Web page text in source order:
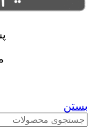
بستن